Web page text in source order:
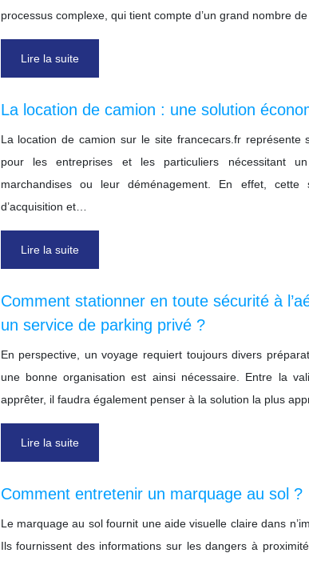
processus complexe, qui tient compte d’un grand nombre
Lire la suite
La location de camion : une solution
La location de camion sur le site francecars.fr représente
pour les entreprises et les particuliers nécessitant
marchandises ou leur déménagement. En effet, cette
d’acquisition et…
Lire la suite
Comment stationner en toute sécurité à
un service de parking privé ?
En perspective, un voyage requiert toujours divers
une bonne organisation est ainsi nécessaire. Entre la
apprêter, il faudra également penser à la solution la plus
Lire la suite
Comment entretenir un marquage au sol ?
Le marquage au sol fournit une aide visuelle claire dans
Ils fournissent des informations sur les dangers à